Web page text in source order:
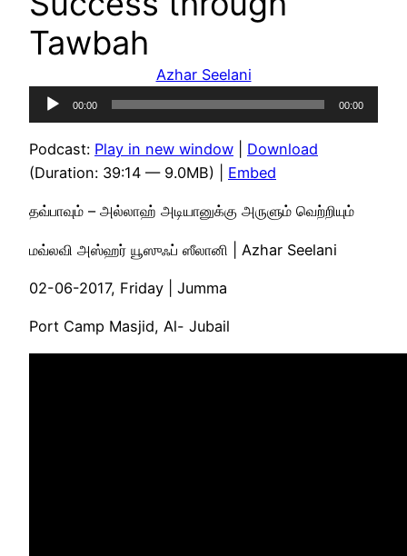
Tawbah
Azhar Seelani
Audio
Player
00:00 00:00
Podcast: Play in new window
Download
(Duration: 39:14 — 9.0MB) | Embed
தவ்பாவும் – அல்லாஹ் அடியானுக்கு அருளும் வெற்றியும்
மவ்லவி அஸ்ஹர் யூஸுஃப் ஸீலானி | Azhar Seelani
02-06-2017, Friday | Jumma
Port Camp Masjid, Al- Jubail